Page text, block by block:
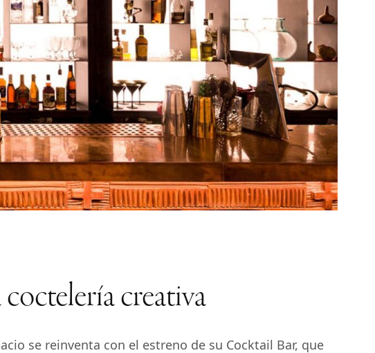
creativa
se reinventa con el estreno de su Cocktail Bar, que